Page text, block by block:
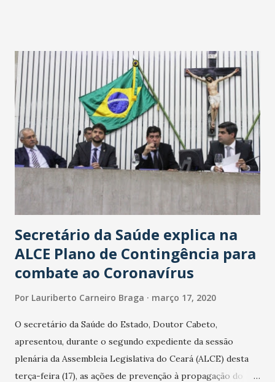
Secretário da Saúde explica na
ALCE Plano de Contingência para
combate ao Coronavírus
Por Lauriberto Carneiro Braga março 17, 2020
O secretário da Saúde do Estado, Doutor Cabeto,
apresentou, durante o segundo expediente da sessão
plenária da Assembleia Legislativa do Ceará (ALCE) desta
terça-feira (17), as ações de prevenção à propagação do